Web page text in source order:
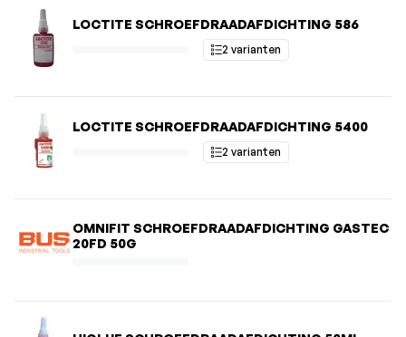
LOCTITE SCHROEFDRAADAFDICHTING 586
2 varianten
LOCTITE SCHROEFDRAADAFDICHTING 5400
2 varianten
OMNIFIT SCHROEFDRAADAFDICHTING GASTEC
20FD 50G